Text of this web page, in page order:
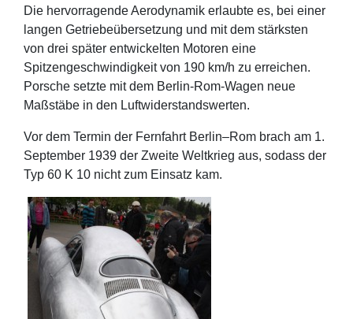
Die hervorragende Aerodynamik erlaubte es, bei einer
langen Getriebeübersetzung und mit dem stärksten
von drei später entwickelten Motoren eine
Spitzengeschwindigkeit von 190 km/h zu erreichen.
Porsche setzte mit dem Berlin-Rom-Wagen neue
Maßstäbe in den Luftwiderstandswerten.
Vor dem Termin der Fernfahrt Berlin–Rom brach am 1.
September 1939 der Zweite Weltkrieg aus, sodass der
Typ 60 K 10 nicht zum Einsatz kam.